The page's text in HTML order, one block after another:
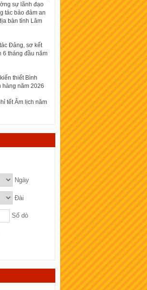
sự lãnh đạo
tác bảo đảm an
bàn tỉnh Lâm
Đảng, sơ kết
6 tháng đầu năm
thiết Bình
hàng năm 2026
tết Âm lịch năm
Ngày
Đài
Số dò